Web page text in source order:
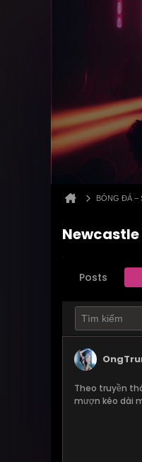
BÓNG ĐÁ –
Posts
Theo truyền
mượn kéo dài